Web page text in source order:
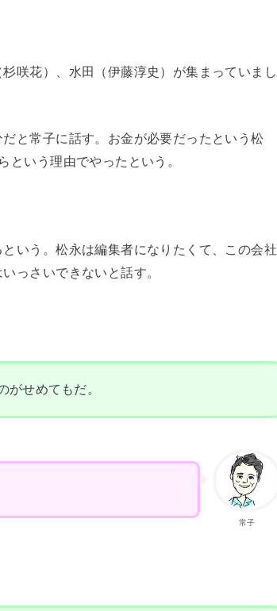
咲花）、水田（伊藤淳史）が集まっていまし
と常子に話す。お金が必要だったという松
という理由でやったという。
いう。松永は編集者になりたくて、この会社
っさいできないと話す。
がせめてもだ。
常子